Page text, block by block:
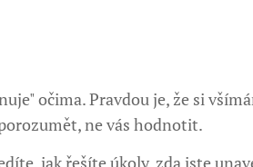
očima. Pravdou je, že si
ne vás hodnotit.
jak řešíte úkoly, zda jste